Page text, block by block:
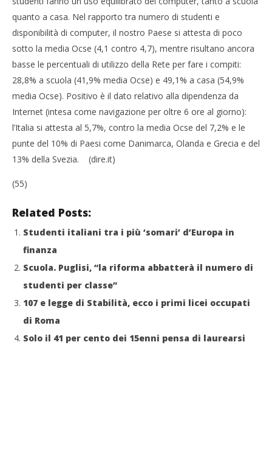
quanto a casa. Nel rapporto tra numero di studenti e
disponibilità di computer, il nostro Paese si attesta di poco
sotto la media Ocse (4,1 contro 4,7), mentre risultano ancora
basse le percentuali di utilizzo della Rete per fare i compiti:
28,8% a scuola (41,9% media Ocse) e 49,1% a casa (54,9%
media Ocse). Positivo è il dato relativo alla dipendenza da
Internet (intesa come navigazione per oltre 6 ore al giorno):
l’Italia si attesta al 5,7%, contro la media Ocse del 7,2% e le
punte del 10% di Paesi come Danimarca, Olanda e Grecia e del
13% della Svezia. (dire.it)
(55)
Related Posts:
Studenti italiani tra i più ‘somari’ d’Europa in
finanza
Scuola. Puglisi, “la riforma abbatterà il numero di
studenti per classe”
107 e legge di Stabilità, ecco i primi licei occupati
di Roma
Solo il 41 per cento dei 15enni pensa di laurearsi